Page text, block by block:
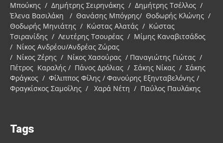
Μπούκης / Δημήτρης Σειρηνάκης / Δημήτρης Τσέλλος /
Έλενα Βασιλάκη / Θανάσης Μπόγρης/ Θοδωρής Κλώνης /
Θοδωρής Μηνιάτης / Κώστας Αλατάς / Κώστας
Τσιρανίδης / Λευτέρης Τσουρέας / Μίμης Καναβιτσάδος
/ Νίκος Ανδρέου/Ανδρέας Ζώρας
/ Νίκος Ζέρης / Νίκος Χασούρας / Παναγιώτης Γιώτας /
Πέτρος Καραλής / Πάνος Δρόλιας / Σάκης Νίκας / Σάκης
Φράγκος / Φίλιππος Φίλης / Φανούρης Εξηνταβελόνης /
Φραγκίσκος Σαμοΐλης / Χαρά Νέτη / Παύλος Παυλάκης
Tags